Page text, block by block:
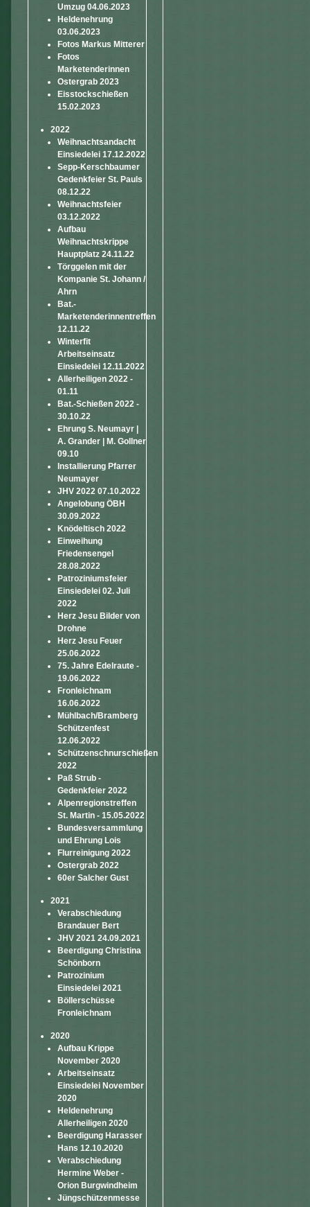
Umzug 04.06.2023
Heldenehrung
03.06.2023
Fotos Markus Mitterer
Fotos
Marketenderinnen
Ostergrab 2023
Eisstockschießen
15.02.2023
2022
Weihnachtsandacht
Einsiedelei 17.12.2022
Sepp-Kerschbaumer
Gedenkfeier St. Pauls
08.12.22
Weihnachtsfeier
03.12.2022
Aufbau
Weihnachtskrippe
Hauptplatz 24.11.22
Törggelen mit der
Kompanie St. Johann /
Ahrn
Bat.-
Marketenderinnentreffen
12.11.22
Winterfit
Arbeitseinsatz
Einsiedelei 12.11.2022
Allerheiligen 2022 -
01.11
Bat.-Schießen 2022 -
30.10.22
Ehrung S. Neumayr |
A. Grander | M. Gollner
09.10
Installierung Pfarrer
Neumayer
JHV 2022 07.10.2022
Angelobung ÖBH
30.09.2022
Knödeltisch 2022
Einweihung
Friedensengel
28.08.2022
Patroziniumsfeier
Einsiedelei 02. Juli
2022
Herz Jesu Bilder von
Drohne
Herz Jesu Feuer
25.06.2022
75. Jahre Edelraute -
19.06.2022
Fronleichnam
16.06.2022
Mühlbach/Bramberg
Schützenfest
12.06.2022
Schützenschnurschießen
2022
Paß Strub -
Gedenkfeier 2022
Alpenregionstreffen
St. Martin - 15.05.2022
Bundesversammlung
und Ehrung Lois
Flurreinigung 2022
Ostergrab 2022
60er Salcher Gust
2021
Verabschiedung
Brandauer Bert
JHV 2021 24.09.2021
Beerdigung Christina
Schönborn
Patrozinium
Einsiedelei 2021
Böllerschüsse
Fronleichnam
2020
Aufbau Krippe
November 2020
Arbeitseinsatz
Einsiedelei November
2020
Heldenehrung
Allerheiligen 2020
Beerdigung Harasser
Hans 12.10.2020
Verabschiedung
Hermine Weber -
Orion Burgwindheim
Jüngschützenmesse